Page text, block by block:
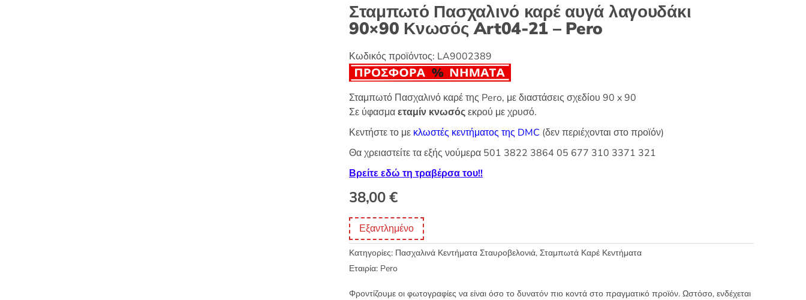
Σταμπωτό Πασχαλινό καρέ αυγά λαγουδάκι
90×90 Κνωσός Art04-21 – Pero
Κωδικός προϊόντος: LA9002389
Σταμπωτό Πασχαλινό καρέ της Pero, με διαστάσεις σχεδίου 90 x 90
Σε ύφασμαεταμίν κνωσόςεκρού με χρυσό.
Κεντήστε το με κλωστές κεντήματος της DMC (δεν περιέχονται στο προϊόν)
Θα χρειαστείτε τα εξής νούμερα 501 3822 3864 05 677 310 3371 321
Βρείτε εδώ τη τραβέρσα του!!
38,00€
Εξαντλημένο
Κατηγορίες: Πασχαλινά Κεντήματα Σταυροβελονιά, Σταμπωτά Καρέ Κεντήματα
Εταιρία: Pero
Φροντίζουμε οι φωτογραφίες να είναι όσο το δυνατόν πιο κοντά στο πραγματικό προϊόν. Ωστόσο, ενδέχεται